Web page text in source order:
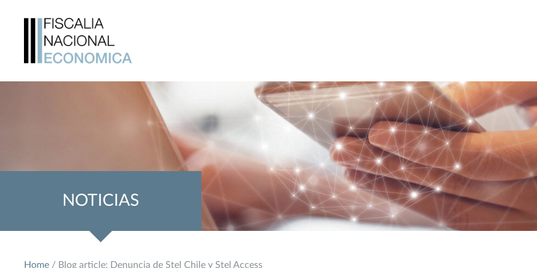
NOTICIAS
Home / Blog article: Denuncia de Stel Chile y Stel Access